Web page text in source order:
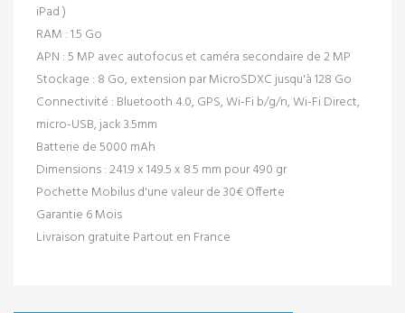
iPad )
RAM :1.5 Go
APN :5 MP avec autofocus et caméra secondaire de 2 MP
Stockage : 8 Go, extension par MicroSDXC jusqu'à 128 Go
Connectivité : Bluetooth 4.0, GPS, Wi-Fi b/g/n, Wi-Fi Direct,
micro-USB, jack 3.5mm
Batterie de 5000 mAh
Dimensions :241.9 x 149.5 x 8.5 mm pour 490 gr
Pochette Mobilus d'une valeur de 30€ Offerte
Garantie 6 Mois
Livraison gratuite Partout en France